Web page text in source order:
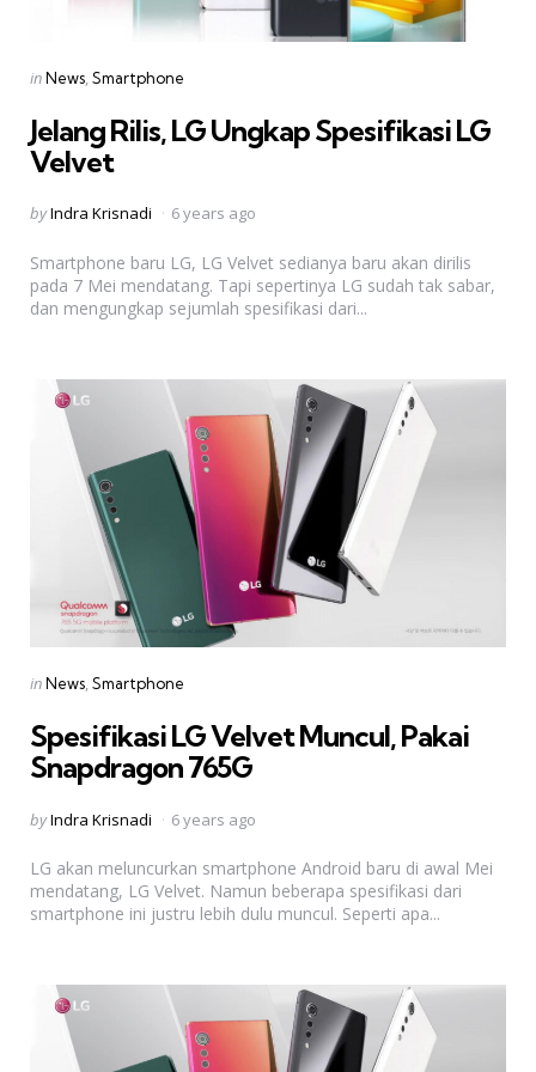
Categories
Posted
inNews Smartphone
Jelang Rilis, LG Ungkap Spesifikasi LG
Velvet
Posted
byIndra Krisnadi 6 years ago
Smartphone baru LG, LG Velvet sedianya baru akan dirilis
pada 7 Mei mendatang. Tapi sepertinya LG sudah tak sabar,
dan mengungkap sejumlah spesifikasi dari...
Categories
Posted
inNews Smartphone
Spesifikasi LG Velvet Muncul, Pakai
Snapdragon 765G
Posted
byIndra Krisnadi 6 years ago
LG akan meluncurkan smartphone Android baru di awal Mei
mendatang, LG Velvet. Namun beberapa spesifikasi dari
smartphone ini justru lebih dulu muncul. Seperti apa...